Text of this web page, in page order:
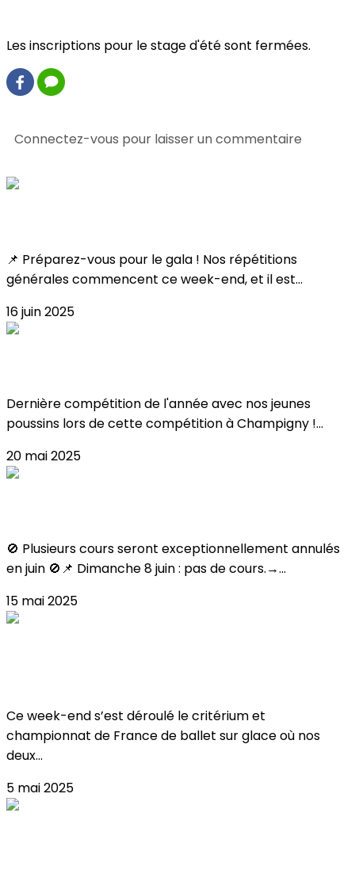
Les inscriptions pour le stage d'été sont fermées.
Connectez-vous pour laisser un commentaire
📌 Préparez-vous pour le gala ! Nos répétitions
générales commencent ce week-end, et il est...
16 juin 2025
Dernière compétition de l'année avec nos jeunes
poussins lors de cette compétition à Champigny !...
20 mai 2025
🚫 Plusieurs cours seront exceptionnellement annulés
en juin 🚫📌 Dimanche 8 juin : pas de cours.→...
15 mai 2025
Ce week-end s’est déroulé le critérium et
championnat de France de ballet sur glace où nos
deux...
5 mai 2025